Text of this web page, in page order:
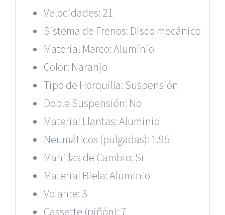
Velocidades: 21
Sistema de Frenos: Disco mecánico
Material Marco: Aluminio
Color: Naranjo
Tipo de Horquilla: Suspensión
Doble Suspensión: No
Material Llantas: Aluminio
Neumáticos (pulgadas): 1.95
Manillas de Cambio: Sí
Material Biela: Aluminio
Volante: 3
Cassette (piñón): 7